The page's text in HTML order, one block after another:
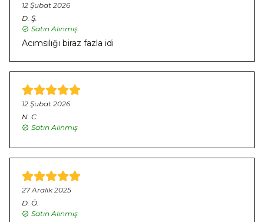
12 Şubat 2026
D. Ş.
Satın Alınmış
Acımsılığı biraz fazla idi
12 Şubat 2026
N. C.
Satın Alınmış
27 Aralık 2025
D. Ö.
Satın Alınmış